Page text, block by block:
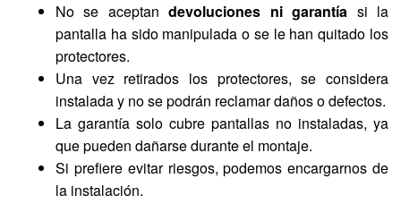
No se aceptandevoluciones ni garantía si la
pantalla ha sido manipulada o se le han quitado los
protectores.
Una vez retirados los protectores, se considera
instalada y no se podrán reclamar daños o defectos.
La garantía solo cubre pantallas no instaladas, ya
que pueden dañarse durante el montaje.
Si prefiere evitar riesgos, podemos encargarnos de
la instalación.